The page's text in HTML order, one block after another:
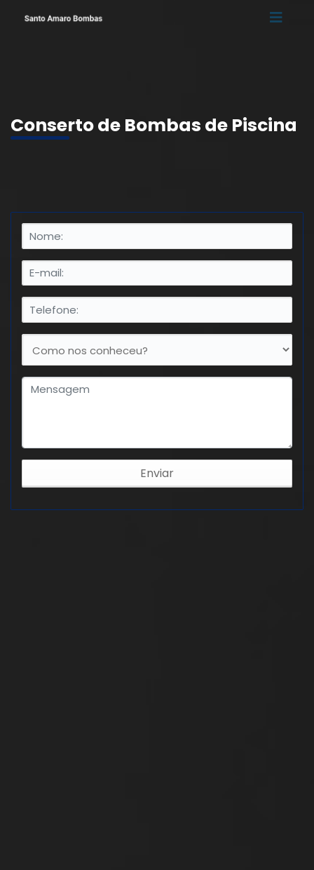
Conserto de Bombas de Piscina
Enviar